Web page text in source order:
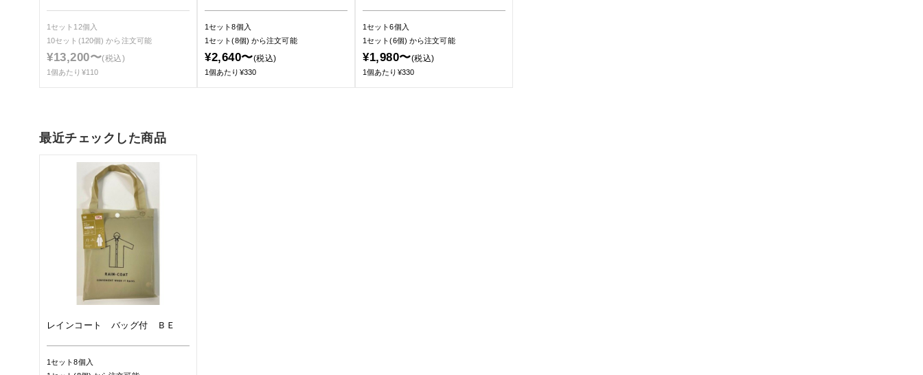
1セット12個入
10セット(120個)から注文可能
¥13,200〜(税込)
1個あたり¥110
1セット8個入
1セット(8個) から注文可能
¥2,640〜(税込)
1個あたり¥330
1セット6個入
1セット(6個) から注文可能
¥1,980〜(税込)
1個あたり¥330
最近チェックした商品
レインコート バッグ付 ＢＥ
1セット8個入